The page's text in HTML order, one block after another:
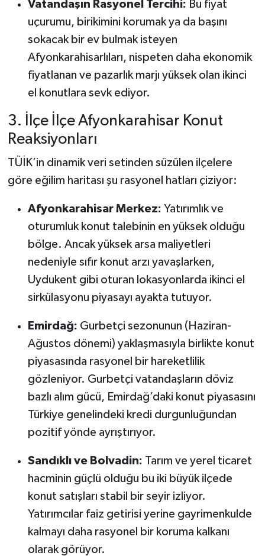
Vatandaşın Rasyonel Tercihi: Bu fiyat
uçurumu, birikimini korumak ya da başını
sokacak bir ev bulmak isteyen
Afyonkarahisarlıları, nispeten daha ekonomik
fiyatlanan ve pazarlık marjı yüksek olan ikinci
el konutlara sevk ediyor.
3. İlçe İlçe Afyonkarahisar Konut
Reaksiyonları
TÜİK’in dinamik veri setinden süzülen ilçelere
göre eğilim haritası şu rasyonel hatları çiziyor:
Afyonkarahisar Merkez: Yatırımlık ve
oturumluk konut talebinin en yüksek olduğu
bölge. Ancak yüksek arsa maliyetleri
nedeniyle sıfır konut arzı yavaşlarken,
Uydukent gibi oturan lokasyonlarda ikinci el
sirkülasyonu piyasayı ayakta tutuyor.
Emirdağ: Gurbetçi sezonunun (Haziran-
Ağustos dönemi) yaklaşmasıyla birlikte konut
piyasasında rasyonel bir hareketlilik
gözleniyor. Gurbetçi vatandaşların döviz
bazlı alım gücü, Emirdağ’daki konut piyasasını
Türkiye genelindeki kredi durgunluğundan
pozitif yönde ayrıştırıyor.
Sandıklı ve Bolvadin: Tarım ve yerel ticaret
hacminin güçlü olduğu bu iki büyük ilçede
konut satışları stabil bir seyir izliyor.
Yatırımcılar faiz getirisi yerine gayrimenkulde
kalmayı daha rasyonel bir koruma kalkanı
olarak görüyor.